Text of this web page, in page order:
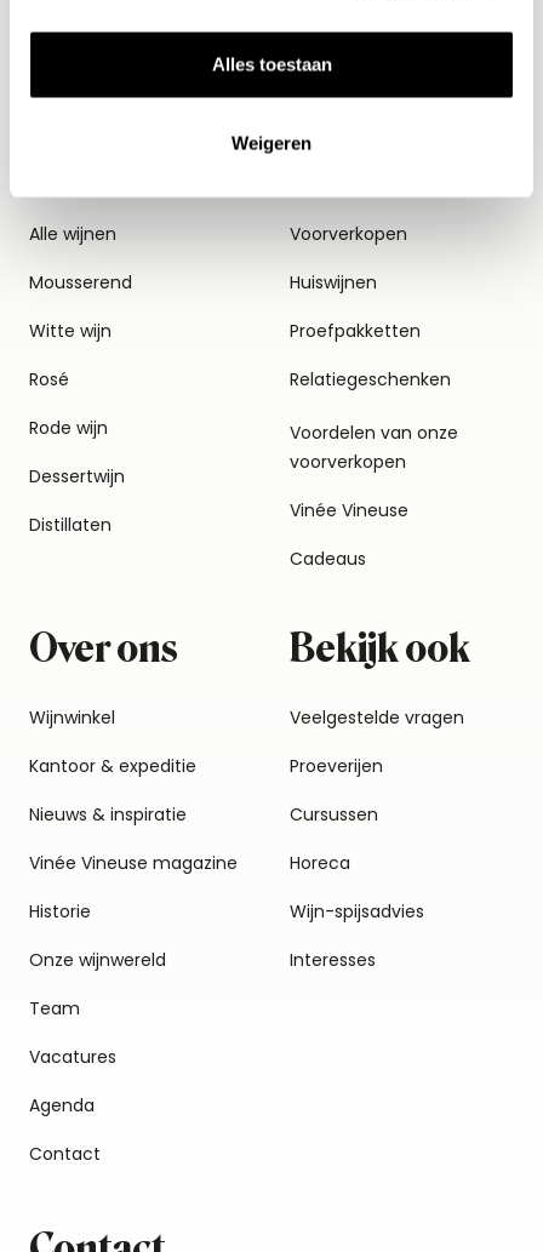
Alles toestaan
Weigeren
Alle wijnen
Mousserend
Witte wijn
Rosé
Rode wijn
Dessertwijn
Distillaten
Thema's
Voorverkopen
Huiswijnen
Proefpakketten
Relatiegeschenken
Voordelen van onze
voorverkopen
Vinée Vineuse
Cadeaus
Over ons
Wijnwinkel
Kantoor & expeditie
Nieuws & inspiratie
Vinée Vineuse magazine
Historie
Onze wijnwereld
Team
Vacatures
Agenda
Contact
Bekijk ook
Veelgestelde vragen
Proeverijen
Cursussen
Horeca
Wijn-spijsadvies
Interesses